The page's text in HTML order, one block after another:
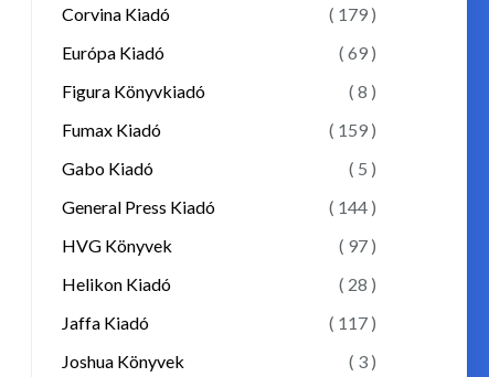
Corvina Kiadó
( 179 )
Európa Kiadó
( 69 )
Figura Könyvkiadó
( 8 )
Fumax Kiadó
( 159 )
Gabo Kiadó
( 5 )
General Press Kiadó
( 144 )
HVG Könyvek
( 97 )
Helikon Kiadó
( 28 )
Jaffa Kiadó
( 117 )
Joshua Könyvek
( 3 )